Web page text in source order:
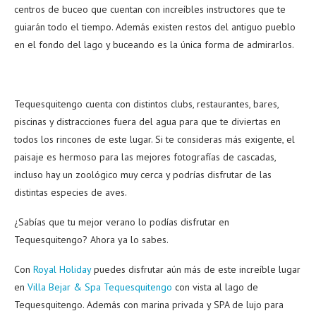
centros de buceo que cuentan con increíbles instructores que te
guiarán todo el tiempo. Además existen restos del antiguo pueblo
en el fondo del lago y buceando es la única forma de admirarlos.
Tequesquitengo cuenta con distintos clubs, restaurantes, bares,
piscinas y distracciones fuera del agua para que te diviertas en
todos los rincones de este lugar. Si te consideras más exigente, el
paisaje es hermoso para las mejores fotografías de cascadas,
incluso hay un zoológico muy cerca y podrías disfrutar de las
distintas especies de aves.
¿Sabías que tu mejor verano lo podías disfrutar en
Tequesquitengo? Ahora ya lo sabes.
Con Royal Holidaypuedes disfrutar aún más de este increíble lugar
en Villa Bejar & Spa Tequesquitengo con vista al lago de
Tequesquitengo. Además con marina privada y SPA de lujo para